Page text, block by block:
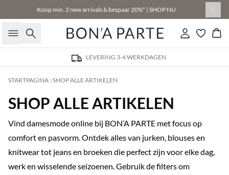
Koop min. 2 new arrivals & bespaar 20%* | SHOP NU
Zoeken Inloggen
LEVERING 3-4 WERKDAGEN
STARTPAGINA SHOP ALLE ARTIKELEN
SHOP ALLE ARTIKELEN
Vind damesmode online bij BON’A PARTE met focus op
comfort en pasvorm. Ontdek alles van jurken, blouses en
knitwear tot jeans en broeken die perfect zijn voor elke dag,
werk en wisselende seizoenen. Gebruik de filters om